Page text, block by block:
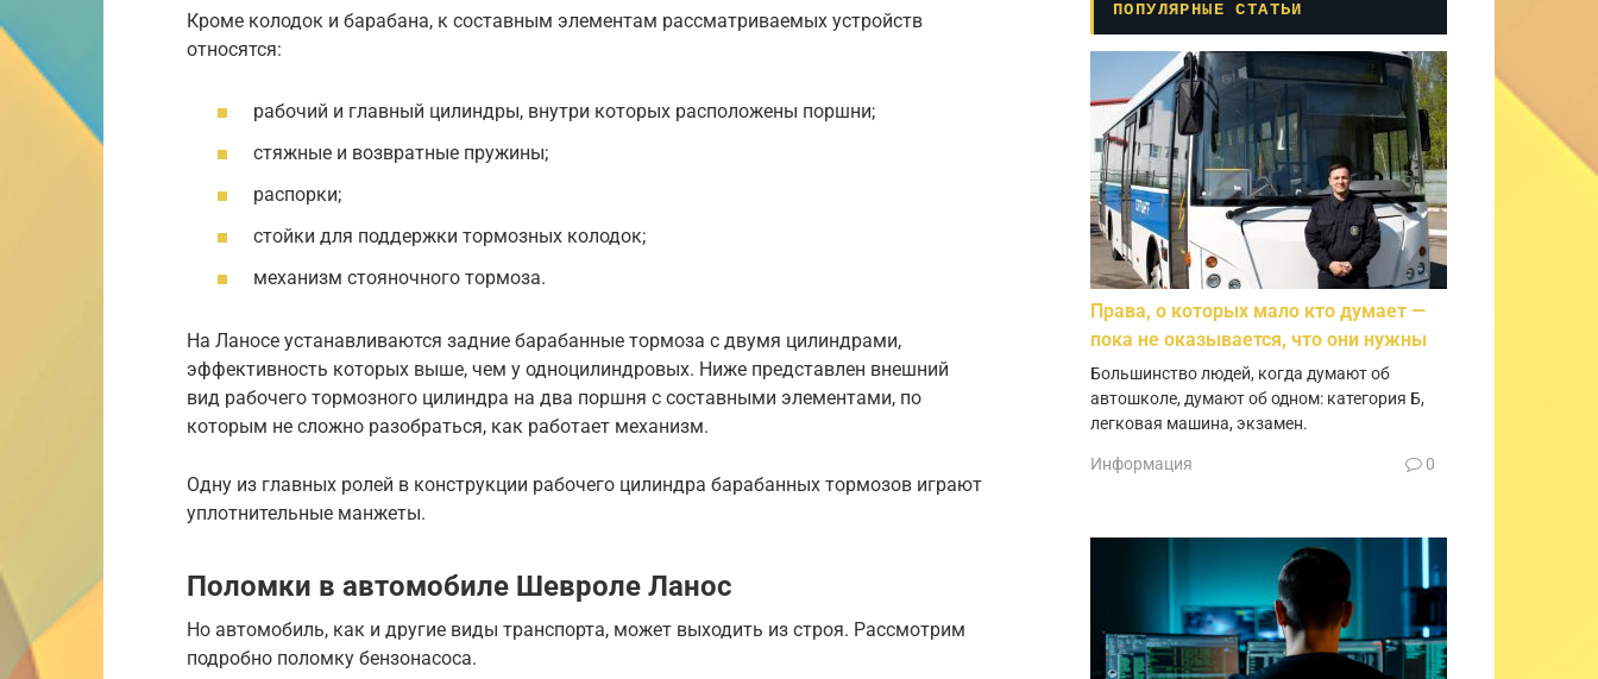
Кроме колодок и барабана, к составным элементам рассматриваемых устройств
относятся:
рабочий и главный цилиндры, внутри которых расположены поршни;
стяжные и возвратные пружины;
распорки;
стойки для поддержки тормозных колодок;
механизм стояночного тормоза.
На Ланосе устанавливаются задние барабанные тормоза с двумя цилиндрами,
эффективность которых выше, чем у одноцилиндровых. Ниже представлен внешний
вид рабочего тормозного цилиндра на два поршня с составными элементами, по
которым не сложно разобраться, как работает механизм.
Одну из главных ролей в конструкции рабочего цилиндра барабанных тормозов играют
уплотнительные манжеты.
Поломки в автомобиле Шевроле Ланос
Но автомобиль, как и другие виды транспорта, может выходить из строя. Рассмотрим
подробно поломку бензонасоса.
ПОПУЛЯРНЫЕ СТАТЬИ
Права, о которых мало кто думает —
пока не оказывается, что они нужны
Большинство людей, когда думают об
автошколе, думают об одном: категория Б,
легковая машина, экзамен.
Информация 0